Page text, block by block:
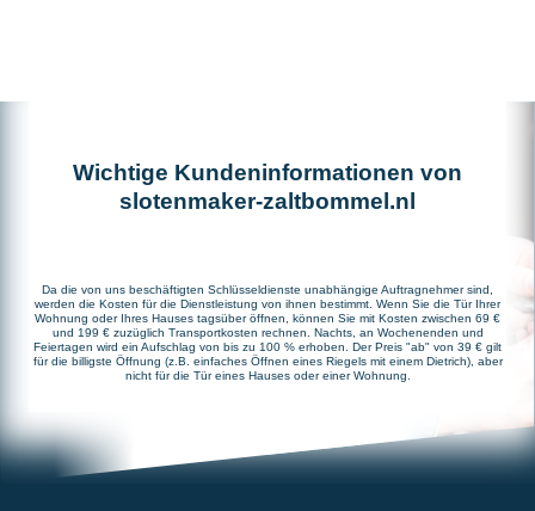
Wichtige Kundeninformationen von
slotenmaker-zaltbommel.nl
Da die von uns beschäftigten Schlüsseldienste unabhängige Auftragnehmer sind,
werden die Kosten für die Dienstleistung von ihnen bestimmt. Wenn Sie die Tür Ihrer
Wohnung oder Ihres Hauses tagsüber öffnen, können Sie mit Kosten zwischen 69 €
und 199 € zuzüglich Transportkosten rechnen. Nachts, an Wochenenden und
Feiertagen wird ein Aufschlag von bis zu 100 % erhoben. Der Preis "ab" von 39 € gilt
für die billigste Öffnung (z.B. einfaches Öffnen eines Riegels mit einem Dietrich), aber
nicht für die Tür eines Hauses oder einer Wohnung.